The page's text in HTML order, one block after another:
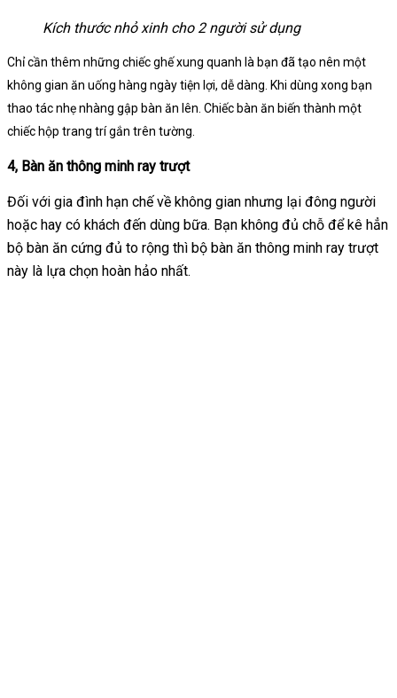
Kích thước nhỏ xinh cho 2 người sử dụng
Chỉ cần thêm những chiếc ghế xung quanh là bạn đã tạo nên một
không gian ăn uống hàng ngày tiện lợi, dễ dàng. Khi dùng xong bạn
thao tác nhẹ nhàng gập bàn ăn lên. Chiếc bàn ăn biến thành một
chiếc hộp trang trí gắn trên tường.
4, Bàn ăn thông minh ray trượt
Đối với gia đình hạn chế về không gian nhưng lại đông người
hoặc hay có khách đến dùng bữa. Bạn không đủ chỗ để kê hẳn
bộ bàn ăn cứng đủ to rộng thì bộ bàn ăn thông minh ray trượt
này là lựa chọn hoàn hảo nhất.